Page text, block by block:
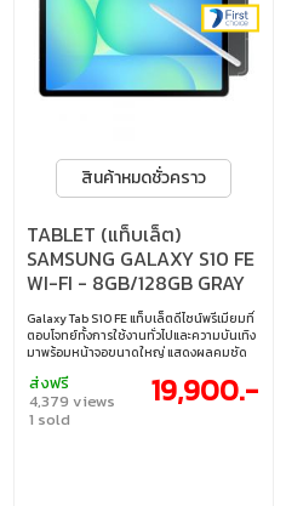
สินค้าหมดชั่วคราว
TABLET (แท็บเล็ต)
SAMSUNG GALAXY S10 FE
WI-FI - 8GB/128GB GRAY
Galaxy Tab S10 FE แท็บเล็ตดีไซน์พรีเมียมที่
ตอบโจทย์ทั้งการใช้งานทั่วไปและความบันเทิง
มาพร้อมหน้าจอขนาดใหญ่ แสดงผลคมชัด
ประสบการณ์ที่ลื่นไหล เหมาะสำหรับผู้ที่ต้อ
งการแท็บเล็ตที่ครบครันในทุกด้าน • หน้า
จอแสดงผล: 10.9" • ซีพียู: Exynos 1580 •
ส่งฟรี
4,379 views
1 sold
19,900.-